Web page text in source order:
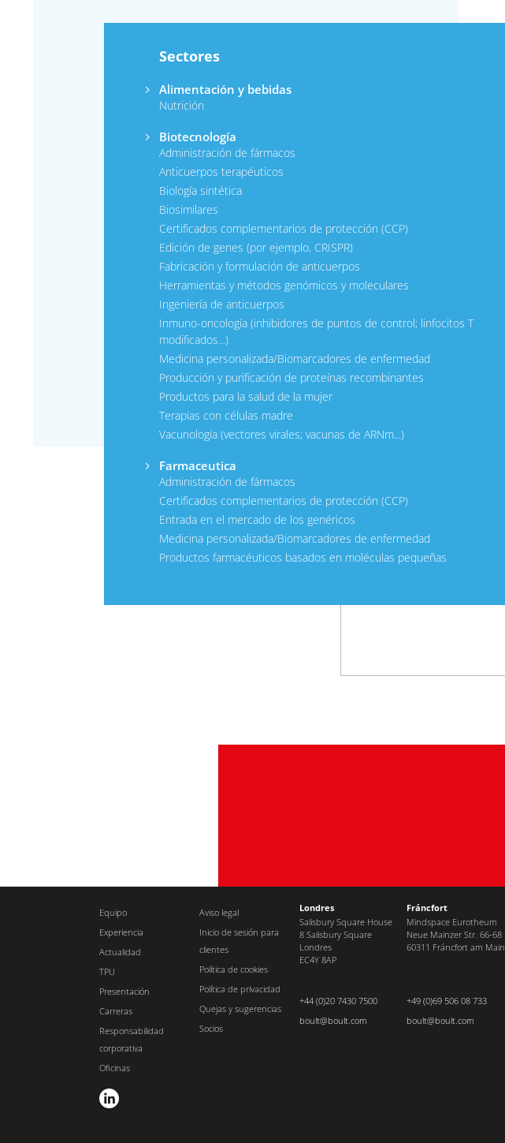
Sectores
Alimentación y bebidas
Nutrición
Biotecnología
Administración de fármacos
Anticuerpos terapéuticos
Biología sintética
Biosimilares
Certificados complementarios de protección (CCP)
Edición de genes (por ejemplo, CRISPR)
Fabricación y formulación de anticuerpos
Herramientas y métodos genómicos y moleculares
Ingeniería de anticuerpos
Inmuno-oncología (inhibidores de puntos de control; linfocitos T
modificados...)
Medicina personalizada/Biomarcadores de enfermedad
Producción y purificación de proteínas recombinantes
Productos para la salud de la mujer
Terapias con células madre
Vacunología (vectores virales; vacunas de ARNm...)
Farmaceutica
Administración de fármacos
Certificados complementarios de protección (CCP)
Entrada en el mercado de los genéricos
Medicina personalizada/Biomarcadores de enfermedad
Productos farmacéuticos basados en moléculas pequeñas
Equipo
Experiencia
Actualidad
TPU
Presentación
Carreras
Responsabilidad
corporativa
Oficinas
Aviso legal
Inicio de sesión para
clientes
Política de cookies
Política de privacidad
Quejas y sugerencias
Socios
Londres
Salisbury Square House
8 Salisbury Square
Londres
EC4Y 8AP
+44 (0)20 7430 7500
boult@boult.com
Fráncfort
Mindspace Eurotheum
Neue Mainzer Str. 66-68
60311 Fráncfort am Main
+49 (0)69 506 08 733
boult@boult.com